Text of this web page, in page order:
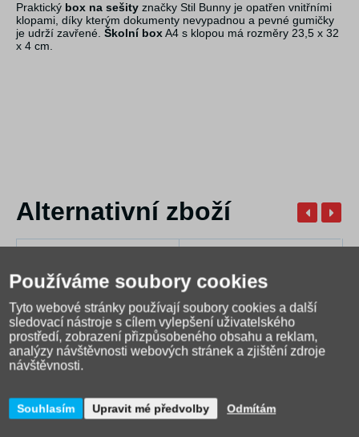
Praktický box na sešity značky Stil Bunny je opatřen vnitřními
klopami, díky kterým dokumenty nevypadnou a pevné gumičky
je udrží zavřené. Školní boxA4 s klopou má rozměry 23,5 x 32
x 4 cm.
Alternativní zboží
Box na sešity s klopou A4
Paws
Box na sešity s klopou A4
Používáme soubory cookies
Tyto webové stránky používají soubory cookies a další
sledovací nástroje s cílem vylepšení uživatelského
prostředí, zobrazení přizpůsobeného obsahu a reklam,
analýzy návštěvnosti webových stránek a zjištění zdroje
návštěvnosti.
Souhlasím Upravit mé předvolby Odmítám